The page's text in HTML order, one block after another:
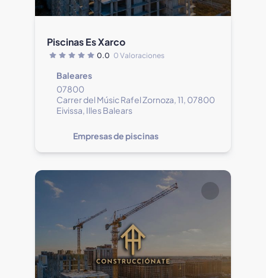
Piscinas Es Xarco
0.0 0 Valoraciones
Baleares
07800
Carrer del Músic Rafel Zornoza, 11, 07800
Eivissa, Illes Balears
Empresas de piscinas